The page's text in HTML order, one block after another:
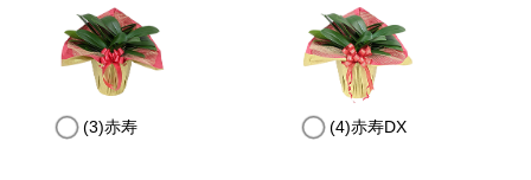
(3)赤寿 (4)赤寿DX